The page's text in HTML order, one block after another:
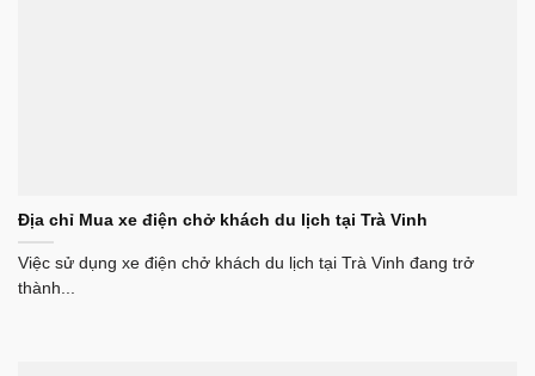
Địa chỉ Mua xe điện chở khách du lịch tại Trà Vinh
Việc sử dụng xe điện chở khách du lịch tại Trà Vinh đang trở
thành...